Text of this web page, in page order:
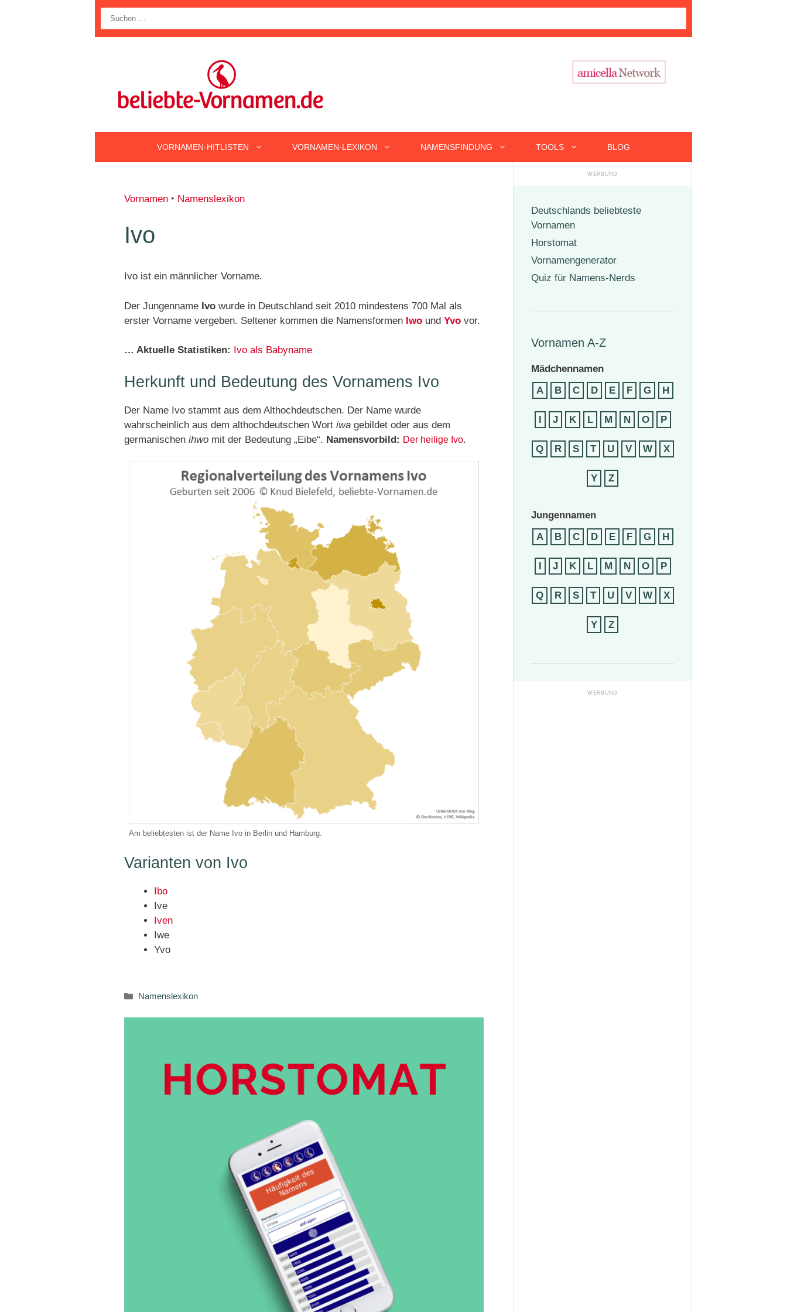
nach:
VORNAMEN-HITLISTEN VORNAMEN-LEXIKON NAMENSFINDUNG TOOLS BLOG
Vornamen ‣ Namenslexikon
Ivo
Ivo ist ein männlicher Vorname.
Der Jungenname Ivo wurde in Deutschland seit 2010 mindestens 700 Mal als
erster Vorname vergeben. Seltener kommen die Namensformen Iwo und Yvo vor.
… Aktuelle Statistiken: Ivo als Babyname
Herkunft und Bedeutung des Vornamens Ivo
Der Name Ivo stammt aus dem Althochdeutschen. Der Name wurde
wahrscheinlich aus dem althochdeutschen Wort iwa gebildet oder aus dem
germanischen ihwo mit der Bedeutung „Eibe“. Namensvorbild: Der heilige Ivo.
Am beliebtesten ist der Name Ivo in Berlin und Hamburg.
Varianten von Ivo
Ibo
Ive
Iven
Iwe
Yvo
Kategorien
Namenslexikon
Deutschlands beliebteste
Vornamen
Horstomat
Vornamengenerator
Quiz für Namens-Nerds
Vornamen A-Z
Mädchennamen
A
B C D E F G H
I J K L M N O P
Q R S T U V W X
Y Z
Jungennamen
A
B C D E F G H
I J K L M N O P
Q R S T U V W X
Y Z